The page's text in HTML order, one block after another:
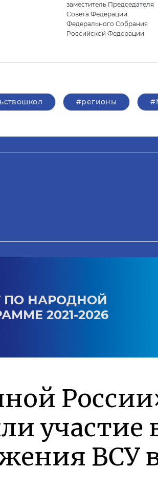
заместитель Председателя
Совета Федерации
Федерального Собрания
Российской Федерации
#регионы
ПО НАРОДНОЙ
2021-2026
участие
ВСУ